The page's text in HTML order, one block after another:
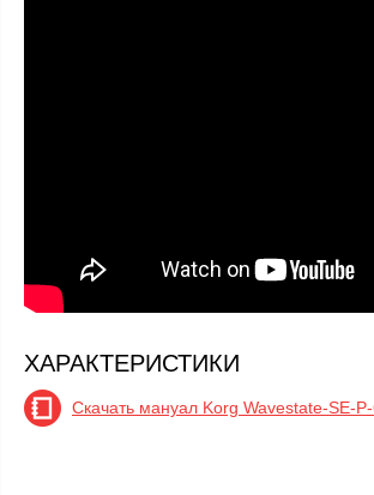
ХАРАКТЕРИСТИКИ
Скачать мануал Korg Wavestate-SE-P-